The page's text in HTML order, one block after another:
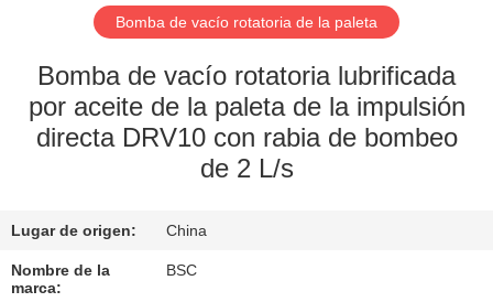
RECORRIDO
POR
LA
FÁBRICA
DE
CALIDAD
Bomba de vacío rotatoria de la paleta
Bomba de vacío rotatoria lubrificada
por aceite de la paleta de la impulsión
directa DRV10 con rabia de bombeo
de 2 L/s
Lugar de origen: China
Nombre de la
marca:
BSC